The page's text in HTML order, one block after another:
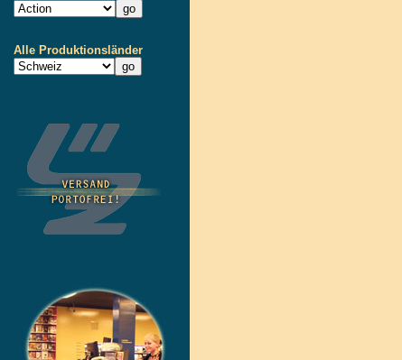
Alle Produktionsländer